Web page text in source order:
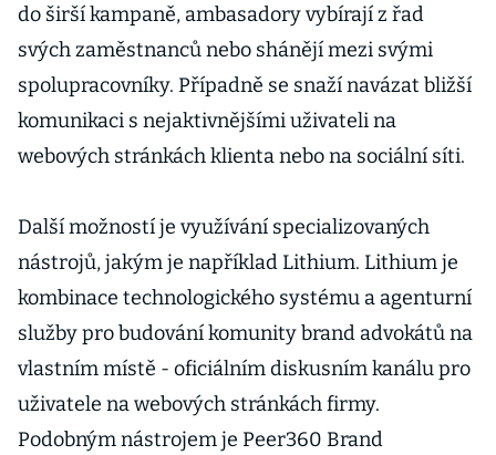
do širší kampaně, ambasadory vybírají z řad
svých zaměstnanců nebo shánějí mezi svými
spolupracovníky. Případně se snaží navázat bližší
komunikaci s nejaktivnějšími uživateli na
webových stránkách klienta nebo na sociální síti.
Další možností je využívání specializovaných
nástrojů, jakým je například Lithium. Lithium je
kombinace technologického systému a agenturní
služby pro budování komunity brand advokátů na
vlastním místě - oficiálním diskusním kanálu pro
uživatele na webových stránkách firmy.
Podobným nástrojem je Peer360 Brand